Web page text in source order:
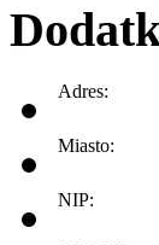
Adres:
Miasto:
NIP: